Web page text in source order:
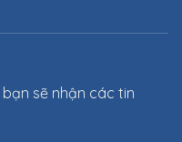
sẽ nhận các tin